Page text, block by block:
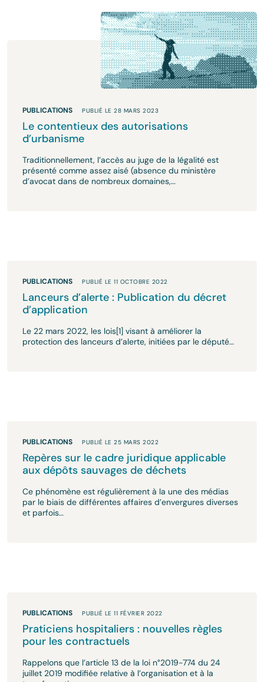
PUBLICATIONS PUBLIÉ LE 28 MARS 2023
Le contentieux des autorisations
d’urbanisme
Traditionnellement, l’accès au juge de la légalité est
présenté comme assez aisé (absence du ministère
d’avocat dans de nombreux domaines,…
PUBLICATIONS PUBLIÉ LE 11 OCTOBRE 2022
Lanceurs d’alerte : Publication du décret
d’application
Le 22 mars 2022, les lois[1] visant à améliorer la
protection des lanceurs d’alerte, initiées par le député…
PUBLICATIONS PUBLIÉ LE 25 MARS 2022
Repères sur le cadre juridique applicable
aux dépôts sauvages de déchets
Ce phénomène est régulièrement à la une des médias
par le biais de différentes affaires d’envergures diverses
et parfois…
PUBLICATIONS PUBLIÉ LE 11 FÉVRIER 2022
Praticiens hospitaliers : nouvelles règles
pour les contractuels
Rappelons que l’article 13 de la loi n°2019-774 du 24
juillet 2019 modifiée relative à l’organisation et à la